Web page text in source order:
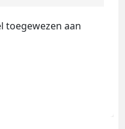
toegewezen aan